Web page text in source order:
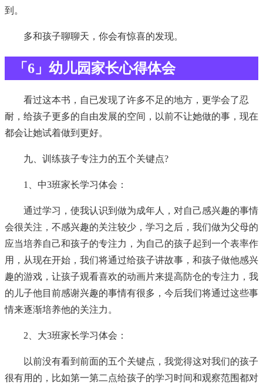
到。
多和孩子聊聊天，你会有惊喜的发现。
「6」幼儿园家长心得体会
看过这本书，自已发现了许多不足的地方，更学会了忍
耐，给孩子更多的自由发展的空间，以前不让她做的事，现在
都会让她试着做到更好。
九、训练孩子专注力的五个关键点?
1、中3班家长学习体会：
通过学习，使我认识到做为成年人，对自己感兴趣的事情
会很关注，不感兴趣的关注较少，学习之后，我们做为父母的
应当培养自己和孩子的专注力，为自己的孩子起到一个表率作
用，从现在开始，我们将通过给孩子讲故事，和孩子做他感兴
趣的游戏，让孩子观看喜欢的动画片来提高防仓的专注力，我
的儿子他目前感谢兴趣的事情有很多，今后我们将通过这些事
情来逐渐培养他的关注力。
2、大3班家长学习体会：
以前没有看到前面的五个关键点，我觉得这对我们的孩子
很有用的，比如第一第二点给孩子的学习时间和观察范围都对